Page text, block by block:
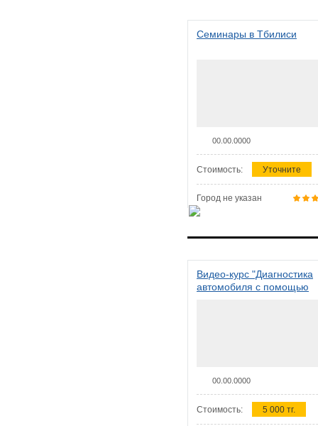
Семинары в Тбилиси
00.00.0000
Стоимость: Уточните
Город не указан
Видео-курс "Диагностика
автомобиля с помощью
00.00.0000
Стоимость: 5 000 тг.